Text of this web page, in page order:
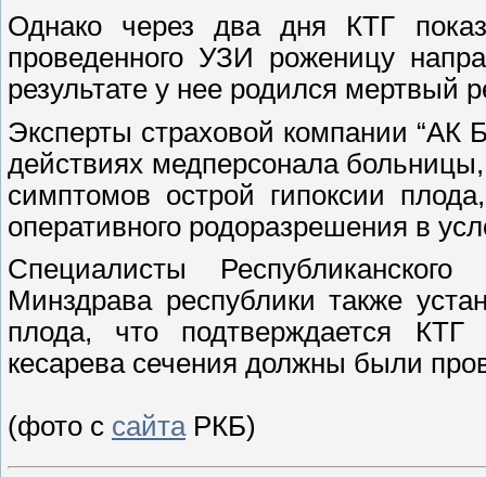
Однако через два дня КТГ
проведенного УЗИ роженицу
результате у нее родился мертвый
Эксперты страховой компании
действиях медперсонала
симптомов острой гипоксии
оперативного родоразрешения в
Специалисты
Минздрава республики также
плода, что подтверждается КТГ
кесарева сечения должны были
(фото с сайтаРКБ)